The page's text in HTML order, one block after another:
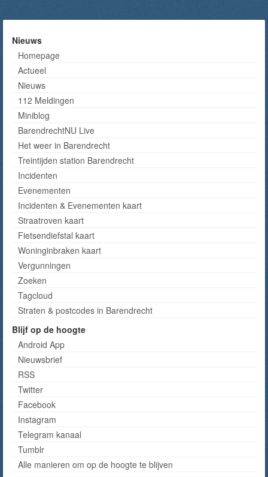
Nieuws
Homepage
Actueel
Nieuws
112 Meldingen
Miniblog
BarendrechtNU Live
Het weer in Barendrecht
Treintijden station Barendrecht
Incidenten
Evenementen
Incidenten & Evenementen kaart
Straatroven kaart
Fietsendiefstal kaart
Woninginbraken kaart
Vergunningen
Zoeken
Tagcloud
Straten & postcodes in Barendrecht
Blijf op de hoogte
Android App
Nieuwsbrief
RSS
Twitter
Facebook
Instagram
Telegram kanaal
Tumblr
Alle manieren om op de hoogte te blijven